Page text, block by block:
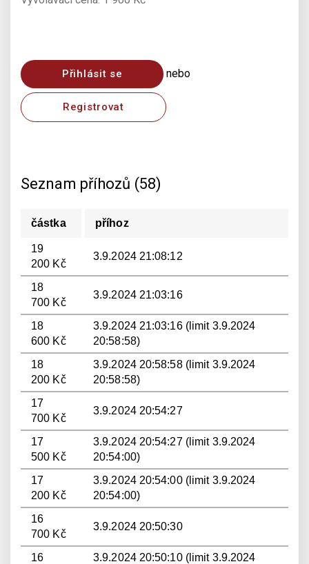
Přihlásit se nebo
Registrovat
Seznam příhozů (58)
částka příhoz
19
200 Kč
3.9.2024 21:08:12
18
700 Kč
3.9.2024 21:03:16
18
600 Kč
3.9.2024 21:03:16 (limit 3.9.2024
20:58:58)
18
200 Kč
3.9.2024 20:58:58 (limit 3.9.2024
20:58:58)
17
700 Kč
3.9.2024 20:54:27
17
500 Kč
3.9.2024 20:54:27 (limit 3.9.2024
20:54:00)
17
200 Kč
3.9.2024 20:54:00 (limit 3.9.2024
20:54:00)
16
700 Kč
3.9.2024 20:50:30
16
3.9.2024 20:50:10 (limit 3.9.2024